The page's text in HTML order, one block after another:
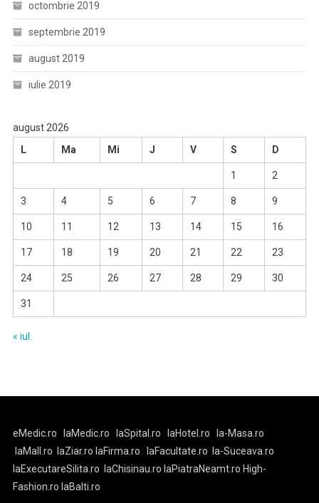
octombrie 2019
septembrie 2019
august 2019
iulie 2019
august 2026
L
Ma Mi J V S D
1 2
3 4 5 6 7 8 9
10 11 12 13 14 15 16
17 18 19 20 21 22 23
24 25 26 27 28 29 30
31
« iul.
eMedic.ro laMedic.ro laSpital.ro laHotel.ro
la-Masa.ro
laMall.ro
laZiar.ro laFirma.ro laFacultate.ro
la-Suceava.ro
laExecutareSilita.ro
laChisinau.ro laPiatraNeamt.ro High-
Fashion.ro laBalti.ro